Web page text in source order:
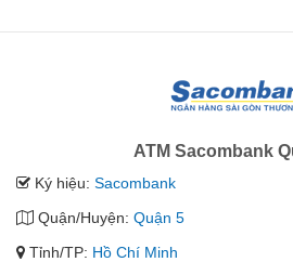
ATM Sacombank
Ký hiệu: Sacombank
Quận/Huyện: Quận 5
Tỉnh/TP: Hồ Chí Minh